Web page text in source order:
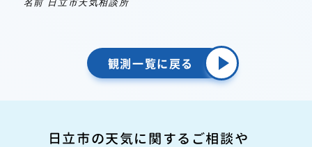
名前 日立市天気相談所
観測一覧に戻る
日立市の天気に関するご相談や